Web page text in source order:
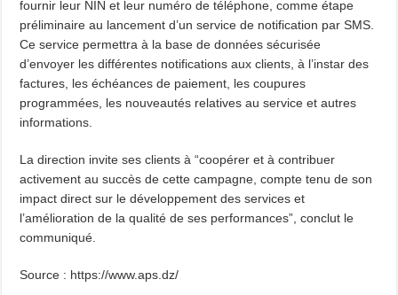
fournir leur NIN et leur numéro de téléphone, comme étape
préliminaire au lancement d’un service de notification par SMS.
Ce service permettra à la base de données sécurisée
d’envoyer les différentes notifications aux clients, à l’instar des
factures, les échéances de paiement, les coupures
programmées, les nouveautés relatives au service et autres
informations.
La direction invite ses clients à “coopérer et à contribuer
activement au succès de cette campagne, compte tenu de son
impact direct sur le développement des services et
l’amélioration de la qualité de ses performances”, conclut le
communiqué.
Source : https://www.aps.dz/